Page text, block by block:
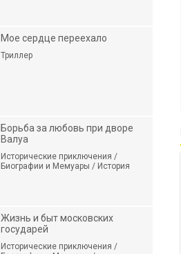
Мое сердце переехало
Триллер
Борьба за любовь при дворе
Валуа
Исторические приключения /
Биографии и Мемуары / История
Жизнь и быт московских
государей
Исторические приключения /